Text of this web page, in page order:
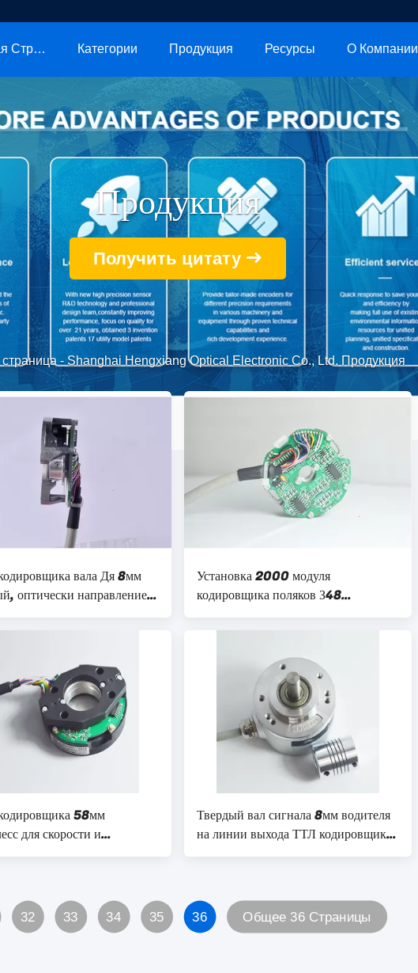
Главная Страница Категории Продукция Ресурсы О Компании
Продукция
Получить цитату
-Shanghai Hengxiang Optical Electronic Co., Ltd. Продукция
вала Дя 8мм
оптически направление
кодировщика
Установка 2000 модуля
кодировщика поляков З48
разрешения 6 роторная ультра
58мм
для скорости и
контроля над
Твердый вал сигнала 8мм водителя
на линии выхода ТТЛ кодировщика
вала С50 с соединением
32 33 34 35 36 Общее 36 Страницы